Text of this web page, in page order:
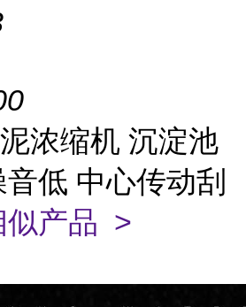
浓缩机 沉淀池
低 中心传动刮
似产品 >